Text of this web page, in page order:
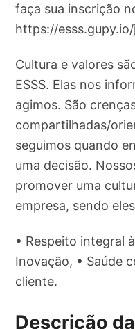
faça sua inscrição
https://
Cultura e valores
ESSS. Elas nos
agimos. São
compartilhadas/
seguimos quando
uma decisão.
promover uma
empresa, sendo
• Respeito integral
Inovação, • Saúde
cliente.
Descrição